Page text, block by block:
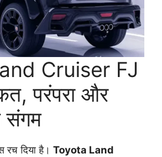
Cruiser FJ
परंपरा और
संगम
रच दिया है। Toyota Land